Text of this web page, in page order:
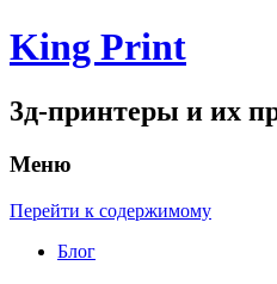
King Print
3д-принтеры и их
Меню
Перейти к содержимому
Блог